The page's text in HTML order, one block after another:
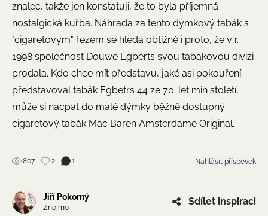
znalec, takže jen konstatuji, že to byla příjemná
nostalgická kuřba. Náhrada za tento dýmkový tabák s
"cigaretovým" řezem se hledá obtížně i proto, že v r.
1998 společnost Douwe Egberts svou tabákovou divizi
prodala. Kdo chce mít představu, jaké asi pokouření
představoval tabák Egbetrs 44 ze 70. let min století,
může si nacpat do malé dýmky běžně dostupný
cigaretový tabák Mac Baren Amsterdame Original.
807 2 1 Nahlásit příspěvek
Jiří Pokorný
Znojmo
Sdílet inspiraci